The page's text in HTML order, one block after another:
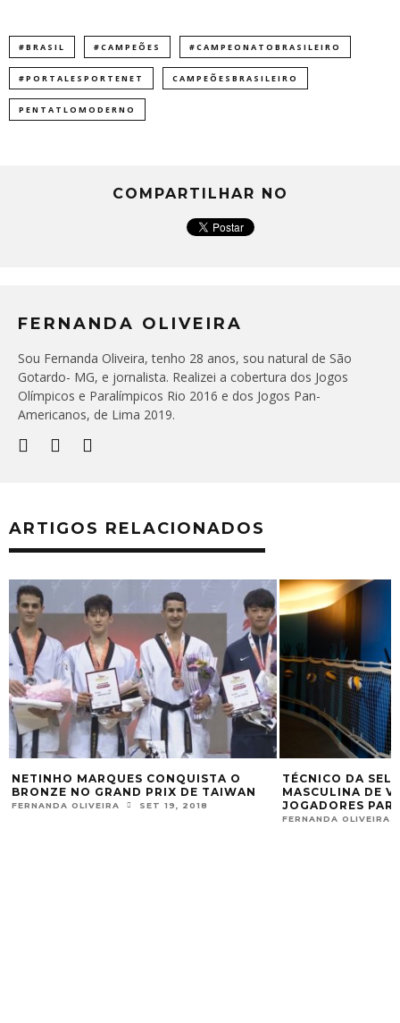
#BRASIL #CAMPEÕES #CAMPEONATOBRASILEIRO
#PORTALESPORTENET CAMPEÕESBRASILEIRO
PENTATLOMODERNO
COMPARTILHAR NO
FERNANDA OLIVEIRA
Sou Fernanda Oliveira, tenho 28 anos, sou natural de São
Gotardo- MG, e jornalista. Realizei a cobertura dos Jogos
Olímpicos e Paralímpicos Rio 2016 e dos Jogos Pan-
Americanos, de Lima 2019.
ARTIGOS RELACIONADOS
TÉCNICO DA SELEÇÃO BRASILEIRA
MASCULINA DE VÔLEI CONVIDA 12
JOGADORES PARA TREINAMENTOS
SELEÇÃO
HÓQUEI É
PAN-AMERICANA
FERNANDA OLIVEIRA